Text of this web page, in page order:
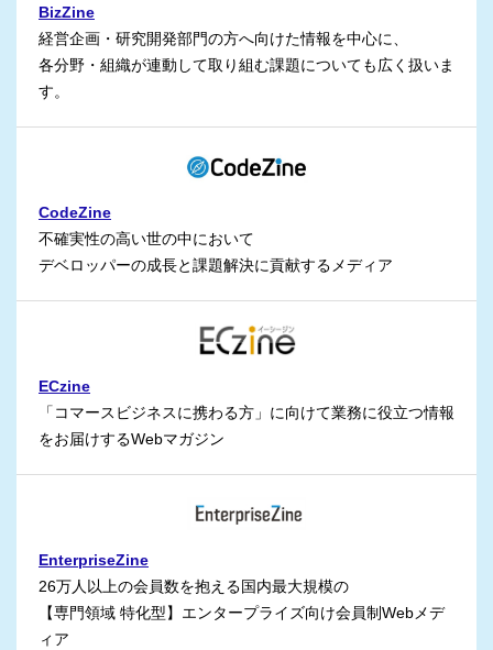
BizZine
経営企画・研究開発部門の方へ向けた情報を中心に、
各分野・組織が連動して取り組む課題についても広く扱いま
す。
CodeZine
不確実性の高い世の中において
デベロッパーの成長と課題解決に貢献するメディア
ECzine
「コマースビジネスに携わる方」に向けて業務に役立つ情報
をお届けするWebマガジン
EnterpriseZine
26万人以上の会員数を抱える国内最大規模の
【専門領域 特化型】エンタープライズ向け会員制Webメデ
ィア